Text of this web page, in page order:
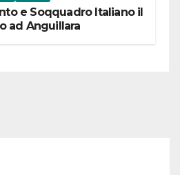
e Soqquadro Italiano il
ad Anguillara